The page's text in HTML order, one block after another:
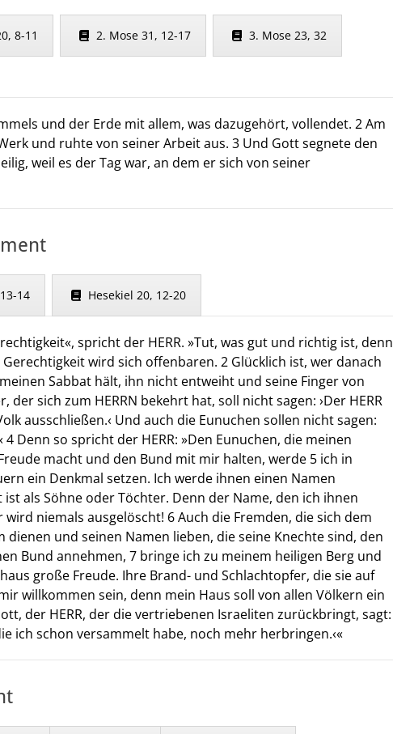
8-11 2. Mose 31, 12-17 3. Mose 23, 32
und der Erde mit allem, was dazugehört, vollendet. 2 Am
und ruhte von seiner Arbeit aus. 3 Und Gott segnete den
weil es der Tag war, an dem er sich von seiner
14 Hesekiel 20, 12-20
spricht der HERR. »Tut, was gut und richtig ist, denn
wird sich offenbaren. 2 Glücklich ist, wer danach
Sabbat hält, ihn nicht entweiht und seine Finger von
der sich zum HERRN bekehrt hat, soll nicht sagen: ›Der HERR
ausschließen.‹ Und auch die Eunuchen sollen nicht sagen:
Denn so spricht der HERR: »Den Eunuchen, die meinen
macht und den Bund mit mir halten, werde 5 ich in
ein Denkmal setzen. Ich werde ihnen einen Namen
als Söhne oder Töchter. Denn der Name, den ich ihnen
wird niemals ausgelöscht! 6 Auch die Fremden, die sich dem
dienen und seinen Namen lieben, die seine Knechte sind, den
Bund annehmen, 7 bringe ich zu meinem heiligen Berg und
große Freude. Ihre Brand- und Schlachtopfer, die sie auf
willkommen sein, denn mein Haus soll von allen Völkern ein
der HERR, der die vertriebenen Israeliten zurückbringt, sagt:
ich schon versammelt habe, noch mehr herbringen.‹«